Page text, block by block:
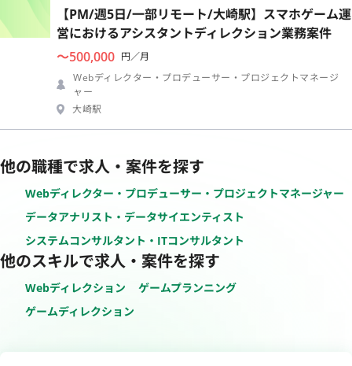
【PM/週5日/一部リモート/大崎駅】スマホゲーム運
営におけるアシスタントディレクション業務案件
〜500,000 円／月
Webディレクター・プロデューサー・プロジェクトマネージ
ャー
大崎駅
他の職種で求人・案件を探す
Webディレクター・プロデューサー・プロジェクトマネージャー
データアナリスト・データサイエンティスト
システムコンサルタント・ITコンサルタント
他のスキルで求人・案件を探す
Webディレクション
ゲームプランニング
ゲームディレクション